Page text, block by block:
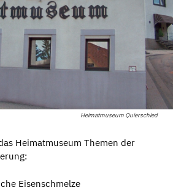
Heimatmuseum Quierschied
Heimatmuseum Themen der
Eisenschmelze